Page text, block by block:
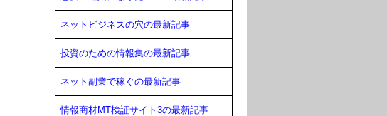
ネットビジネスの穴の最新記事
投資のための情報集の最新記事
ネット副業で稼ぐの最新記事
情報商材MT検証サイト3の最新記事